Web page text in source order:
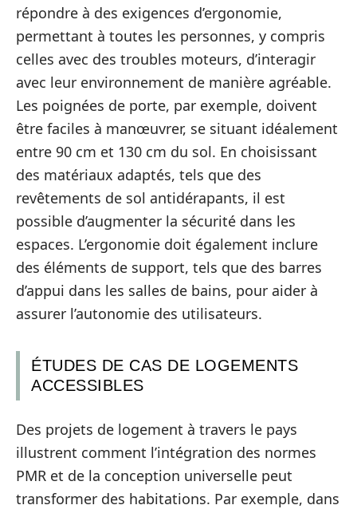
répondre à des exigences d’ergonomie,
permettant à toutes les personnes, y compris
celles avec des troubles moteurs, d’interagir
avec leur environnement de manière agréable.
Les poignées de porte, par exemple, doivent
être faciles à manœuvrer, se situant idéalement
entre 90 cm et 130 cm du sol. En choisissant
des matériaux adaptés, tels que des
revêtements de sol antidérapants, il est
possible d’augmenter la sécurité dans les
espaces. L’ergonomie doit également inclure
des éléments de support, tels que des barres
d’appui dans les salles de bains, pour aider à
assurer l’autonomie des utilisateurs.
ÉTUDES DE CAS DE LOGEMENTS
ACCESSIBLES
Des projets de logement à travers le pays
illustrent comment l’intégration des normes
PMR et de la conception universelle peut
transformer des habitations. Par exemple, dans